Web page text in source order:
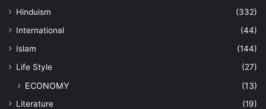
Hinduism
(332)
International
(44)
Islam
(144)
Life Style
(27)
ECONOMY (13)
Literature
(19)